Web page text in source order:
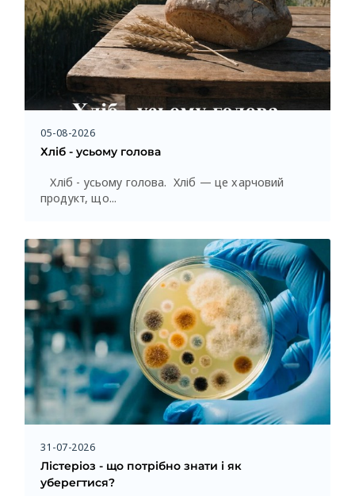
05-08-2026
Хліб - усьому голова
Хліб - усьому голова. Хліб — це харчовий
продукт, що...
31-07-2026
Лістеріоз - що потрібно знати і як
уберегтися?